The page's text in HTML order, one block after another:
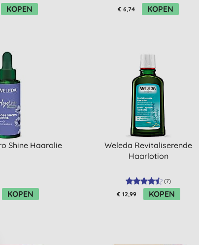
KOPEN € 6,74 KOPEN
Shine Haarolie
KOPEN
Weleda Revitaliserende
Haarlotion
(7)
€ 12,99 KOPEN